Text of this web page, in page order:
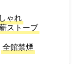
ゃれ
ストーブ
全館禁煙